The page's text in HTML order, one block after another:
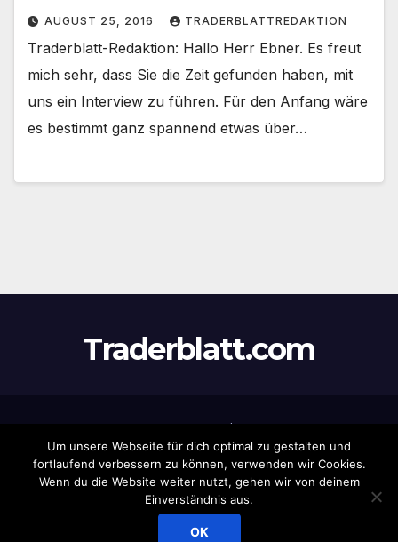
AUGUST 25, 2016 TRADERBLATTREDAKTION
Traderblatt-Redaktion: Hallo Herr Ebner. Es freut
mich sehr, dass Sie die Zeit gefunden haben, mit
uns ein Interview zu führen. Für den Anfang wäre
es bestimmt ganz spannend etwas über…
Traderblatt.com
Themeansar
EintragHaftungsausschluss
NewsletterProdukte
Um unsere Webseite für dich optimal zu gestalten und
fortlaufend verbessern zu können, verwenden wir Cookies.
Wenn du die Website weiter nutzt, gehen wir von deinem
Einverständnis aus.
OK